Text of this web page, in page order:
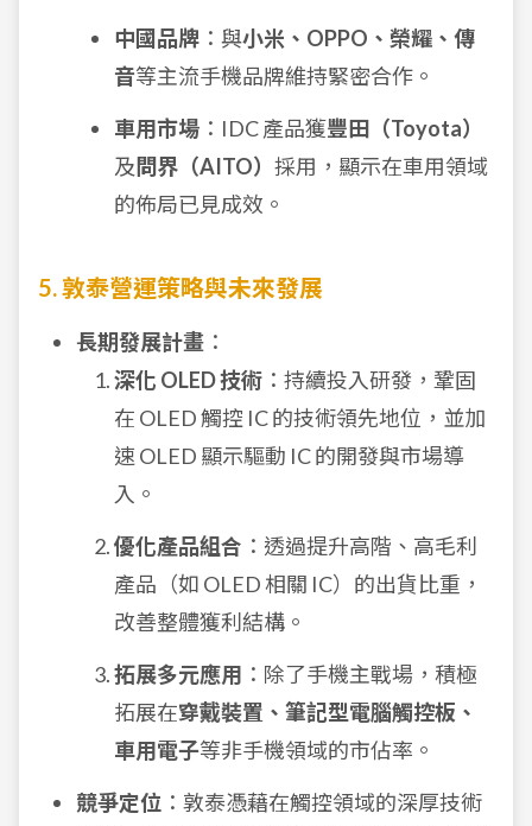
中國品牌 ：與小米、OPPO、榮耀、傳
音等主流手機品牌維持緊密合作。
車用市場 ：IDC 產品獲豐田（Toyota）
及 問界（AITO） 採用，顯示在車用領域
的佈局已見成效。
5. 敦泰營運策略與未來發展
長期發展計畫 ：
深化 OLED 技術 ：持續投入研發，鞏固
在 OLED 觸控 IC 的技術領先地位，並加
速 OLED 顯示驅動 IC 的開發與市場導
入。
優化產品組合 ：透過提升高階、高毛利
產品（如 OLED 相關 IC）的出貨比重，
改善整體獲利結構。
拓展多元應用 ：除了手機主戰場，積極
拓展在穿戴裝置、筆記型電腦觸控板、
車用電子等非手機領域的市佔率。
競爭定位 ：敦泰憑藉在觸控領域的深厚技術